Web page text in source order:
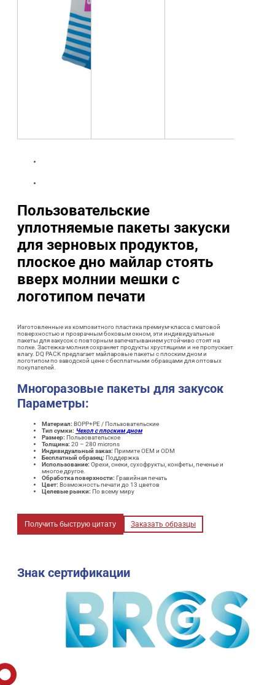
Пользовательские
уплотняемые пакеты закуски
для зерновых продуктов,
плоское дно майлар стоять
вверх молнии мешки с
логотипом печати
Изготовленные из композитного пластика премиум-класса с матовой
поверхностью и прозрачным боковым окном, эти индивидуальные
пакеты для закусок с повторным запечатыванием устойчиво стоят на
полке. Застежка-молния сохраняет продукты хрустящими и не пропускает
влагу. DQ PACK предлагает майларовые пакеты с плоским дном и
логотипом по заводской цене с бесплатными образцами для оптовых
покупателей.
Многоразовые пакеты для закусок
Параметры:
Материал: BOPP+PE / Пользовательские
Тип сумки: Чехол с плоским дном
Размер: Пользовательское
Толщина: 20 – 280 microns
Индивидуальный заказ: Примите OEM и ODM
Бесплатный образец: Поддержка
Использование: Орехи, снеки, сухофрукты, конфеты, печенье и
многое другое.
Обработка поверхности: Гравийная печать
Цвет: Возможность печати до 13 цветов
Целевые рынки: По всему миру
Получить быструю цитату Заказать образцы
Знак сертификации